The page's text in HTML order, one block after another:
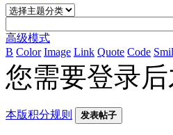
高级模式
B Color Image Link Quote Code
您需要登录
本版积分规则 发表帖子